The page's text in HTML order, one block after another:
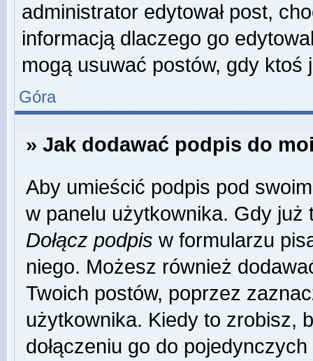
administrator edytował post,
informacją dlaczego go
mogą usuwać postów, gdy ktoś
Góra
» Jak dodawać podpis do
Aby umieścić podpis pod
w panelu użytkownika. Gdy
Dołącz podpis w formularzu
niego. Możesz również
Twoich postów, poprzez
użytkownika. Kiedy to zrobisz,
dołączeniu go do